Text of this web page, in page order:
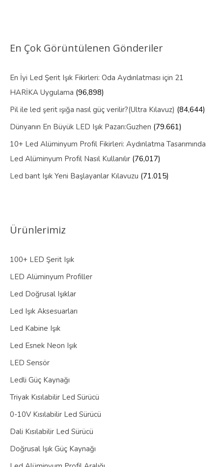
En Çok Görüntülenen Gönderiler
En İyi Led Şerit Işık Fikirleri: Oda Aydınlatması için 21
HARİKA Uygulama (96,898)
Pil ile led şerit ışığa nasıl güç verilir?(Ultra Kılavuz) (84,644)
Dünyanın En Büyük LED Işık Pazarı:Guzhen (79.661)
10+ Led Alüminyum Profil Fikirleri: Aydınlatma Tasarımında
Led Alüminyum Profil Nasıl Kullanılır (76,017)
Led bant Işık Yeni Başlayanlar Kılavuzu (71.015)
Ürünlerimiz
100+ LED Şerit Işık
LED Alüminyum Profiller
Led Doğrusal Işıklar
Led Işık Aksesuarları
Led Kabine Işık
Led Esnek Neon Işık
LED Sensör
Ledli Güç Kaynağı
Triyak Kısılabilir Led Sürücü
0-10V Kısılabilir Led Sürücü
Dali Kısılabilir Led Sürücü
Doğrusal Işık Güç Kaynağı